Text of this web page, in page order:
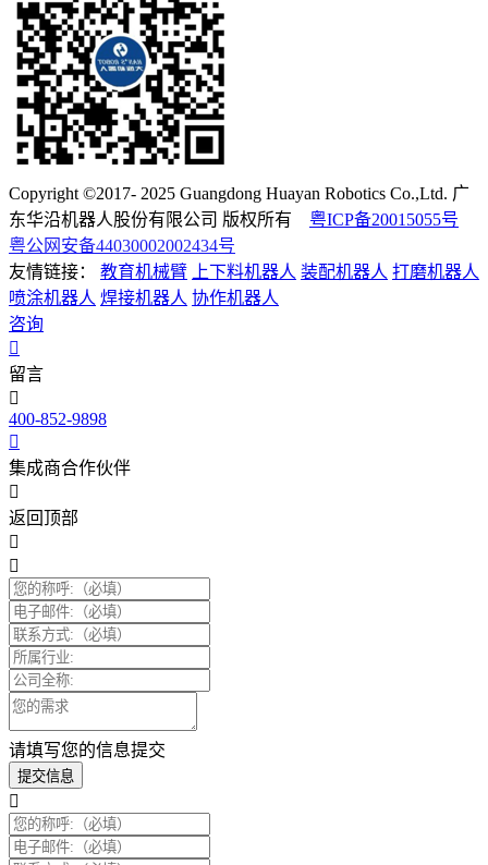
Copyright ©2017- 2025 Guangdong Huayan Robotics Co.,Ltd. 广
东华沿机器人股份有限公司 版权所有 粤ICP备20015055号
粤公网安备44030002002434号
友情链接：
教育机械臂 上下料机器人 装配机器人 打磨机器人
喷涂机器人 焊接机器人 协作机器人
咨询
留言
400-852-9898
集成商合作伙伴
返回顶部
请填写您的信息提交
提交信息